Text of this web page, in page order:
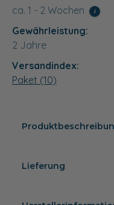
ca. 1 - 2 Wochen
i
Gewährleistung:
2 Jahre
Versandindex:
Paket (10)
Lieferung